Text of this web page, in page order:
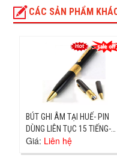
CÁC SẢN PHẨM
BÚT GHI ÂM TẠI HUẾ- PIN
DÙNG LIÊN TỤC 15 TIẾNG-
ĐỊA CHỈ PHÚ HỘI TP HUẾ
Giá: Liên hệ